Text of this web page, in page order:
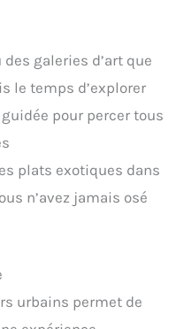
galeries d’art que
le temps d’explorer
pour percer tous
plats exotiques dans
n’avez jamais osé
urbains permet de